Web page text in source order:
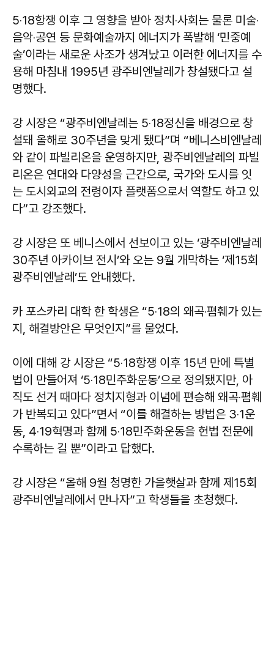
5‧18항쟁 이후 그 영향을 받아 정치‧사회는 물론 미술‧
음악‧공연 등 문화예술까지 에너지가 폭발해 ‘민중예
술’이라는 새로운 사조가 생겨났고 이러한 에너지를 수
용해 마침내 1995년 광주비엔날레가 창설됐다고 설
명했다.
강 시장은 “광주비엔날레는 5‧18정신을 배경으로 창
설돼 올해로 30주년을 맞게 됐다”며 “베니스비엔날레
와 같이 파빌리온을 운영하지만, 광주비엔날레의 파빌
리온은 연대와 다양성을 근간으로, 국가와 도시를 잇
는 도시외교의 전령이자 플랫폼으로서 역할도 하고 있
다”고 강조했다.
강 시장은 또 베니스에서 선보이고 있는 ‘광주비엔날레
30주년 아카이브 전시’와 오는 9월 개막하는 ‘제15회
광주비엔날레’도 안내했다.
카 포스카리 대학 한 학생은 “5‧18의 왜곡‧폄훼가 있는
지, 해결방안은 무엇인지”를 물었다.
이에 대해 강 시장은 “5‧18항쟁 이후 15년 만에 특별
법이 만들어져 ‘5‧18민주화운동’으로 정의됐지만, 아
직도 선거 때마다 정치지형과 이념에 편승해 왜곡‧폄훼
가 반복되고 있다”면서 “이를 해결하는 방법은 3‧1운
동, 4‧19혁명과 함께 5‧18민주화운동을 헌법 전문에
수록하는 길 뿐”이라고 답했다.
강 시장은 “올해 9월 청명한 가을햇살과 함께 제15회
광주비엔날레에서 만나자”고 학생들을 초청했다.